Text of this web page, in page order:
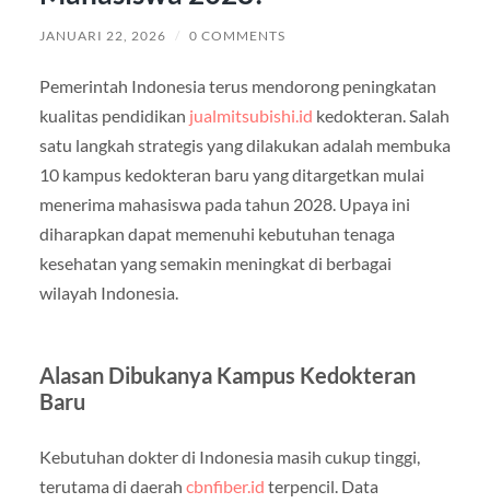
JANUARI 22, 2026 / 0 COMMENTS
Pemerintah Indonesia terus mendorong peningkatan
kualitas pendidikan jualmitsubishi.id kedokteran. Salah
satu langkah strategis yang dilakukan adalah membuka
10 kampus kedokteran baru yang ditargetkan mulai
menerima mahasiswa pada tahun 2028. Upaya ini
diharapkan dapat memenuhi kebutuhan tenaga
kesehatan yang semakin meningkat di berbagai
wilayah Indonesia.
Alasan Dibukanya Kampus Kedokteran
Baru
Kebutuhan dokter di Indonesia masih cukup tinggi,
terutama di daerah cbnfiber.id terpencil. Data